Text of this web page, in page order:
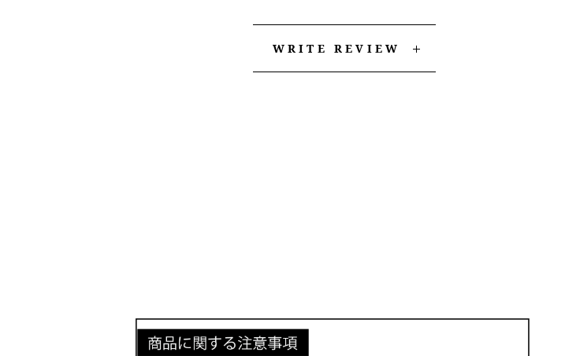
WRITE REVIEW